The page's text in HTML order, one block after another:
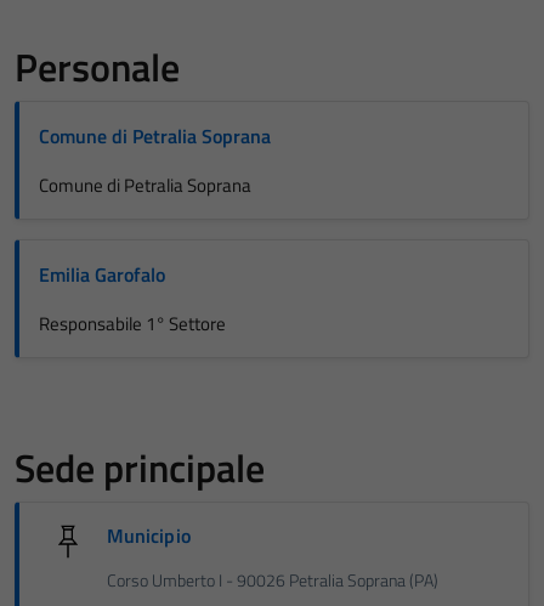
Personale
Comune di Petralia Soprana
Comune di Petralia Soprana
Emilia Garofalo
Responsabile 1° Settore
Sede principale
Municipio
Corso Umberto I - 90026 Petralia Soprana (PA)